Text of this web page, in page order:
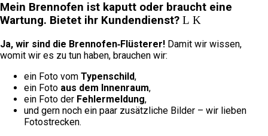
Mein Brennofen ist kaputt oder braucht eine
Wartung. Bietet ihr Kundendienst?
Ja, wir sind die Brennofen‑Flüsterer! Damit wir wissen,
womit wir es zu tun haben, brauchen wir:
ein Foto vom Typenschild,
ein Foto aus dem Innenraum,
ein Foto der Fehlermeldung,
und gern noch ein paar zusätzliche Bilder – wir lieben
Fotostrecken.